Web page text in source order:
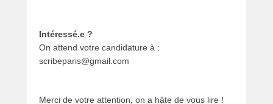
Intéressé.e ?
On attend votre candidature à :
scribeparis@gmail.com
Merci de votre attention, on a hâte de vous lire !